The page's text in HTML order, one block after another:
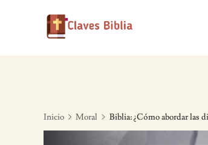
Inicio Moral Biblia: ¿Cómo abordar las